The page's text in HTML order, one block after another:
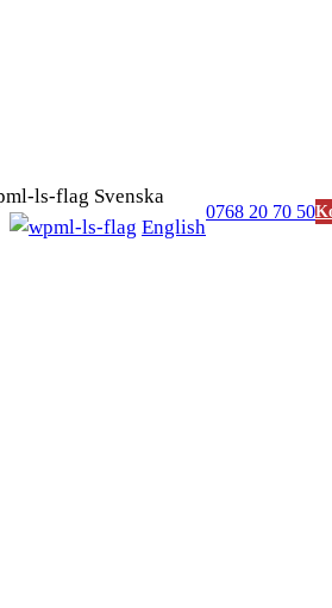
Svenska
English
0768 20 70 50